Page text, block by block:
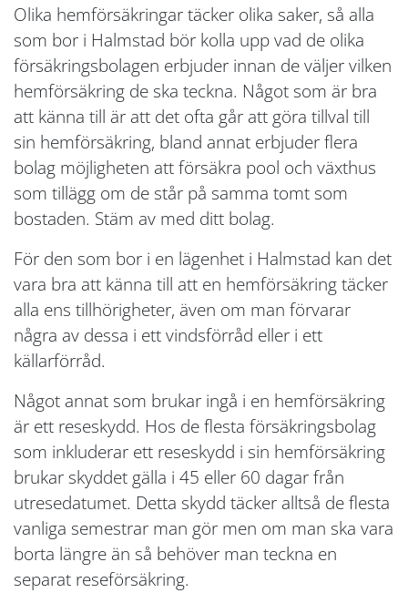
Olika hemförsäkringar täcker olika saker, så alla
som bor i Halmstad bör kolla upp vad de olika
försäkringsbolagen erbjuder innan de väljer vilken
hemförsäkring de ska teckna. Något som är bra
att känna till är att det ofta går att göra tillval till
sin hemförsäkring, bland annat erbjuder flera
bolag möjligheten att försäkra pool och växthus
som tillägg om de står på samma tomt som
bostaden. Stäm av med ditt bolag.
För den som bor i en lägenhet i Halmstad kan det
vara bra att känna till att en hemförsäkring täcker
alla ens tillhörigheter, även om man förvarar
några av dessa i ett vindsförråd eller i ett
källarförråd.
Något annat som brukar ingå i en hemförsäkring
är ett reseskydd. Hos de flesta försäkringsbolag
som inkluderar ett reseskydd i sin hemförsäkring
brukar skyddet gälla i 45 eller 60 dagar från
utresedatumet. Detta skydd täcker alltså de flesta
vanliga semestrar man gör men om man ska vara
borta längre än så behöver man teckna en
separat reseförsäkring.